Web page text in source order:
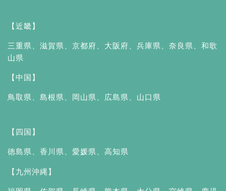
【近畿】
三重県 滋賀県 京都府 大阪府 兵庫県 奈良県
和歌
山県
【中国】
鳥取県 島根県 岡山県 広島県 山口県
【四国】
徳島県、 香川県、 愛媛県、 高知県
【九州沖縄】